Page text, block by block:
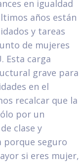
en igualdad
años están
y tareas
de mujeres
Esta carga
grave para
en el
recalcar que la
por un
clase y
porque seguro
si eres mujer,